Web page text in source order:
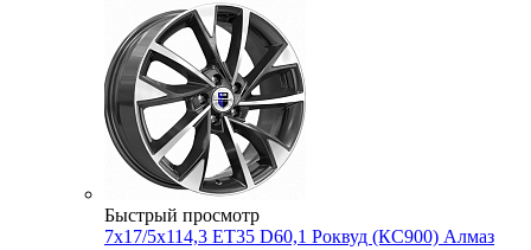
Быстрый просмотр
7x17/5x114,3 ET35 D60,1 Роквуд (КС900) Алмаз